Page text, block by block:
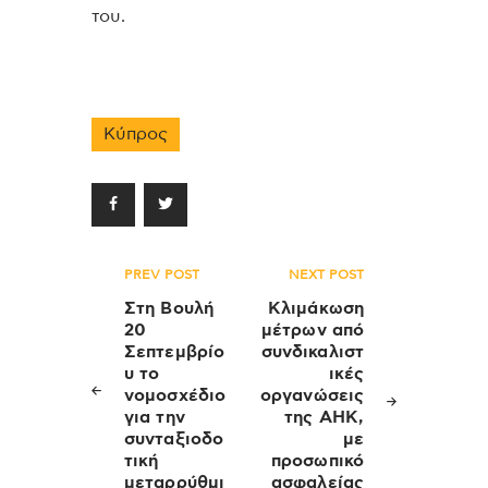
του.
Κύπρος
Πλοήγηση
άρθρων
PREV POST
Στη Βουλή
20
Σεπτεμβρίο
υ το
νομοσχέδιο
για την
συνταξιοδο
τική
μεταρρύθμι
NEXT POST
Κλιμάκωση
μέτρων από
συνδικαλιστ
ικές
οργανώσεις
της ΑΗΚ,
με
προσωπικό
ασφαλείας